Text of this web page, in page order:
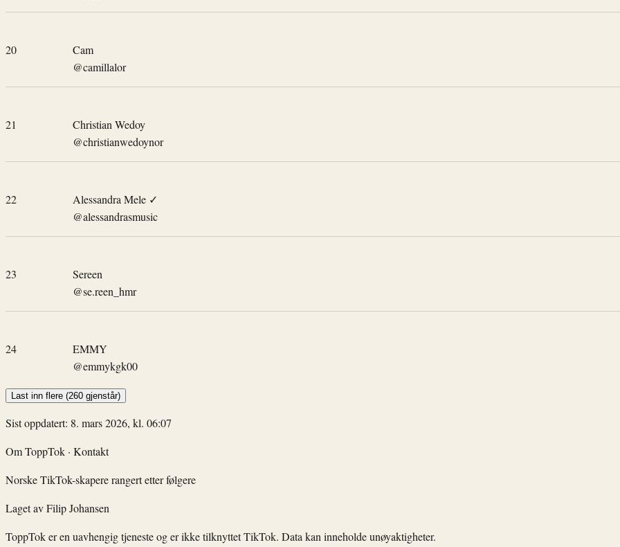
20
Cam
@camillalor
21
Christian Wedoy
@christianwedoynor
22 Alessandra Mele ✓
@alessandrasmusic
23
Sereen
@se.reen_hmr
24
EMMY
@emmykgk00
Last inn flere (260 gjenstår)
Sist oppdatert: 8. mars 2026, kl. 06:07
Om ToppTok · Kontakt
Norske TikTok-skapere rangert etter følgere
Laget avFilip Johansen
ToppTok er en uavhengig tjeneste og er ikke tilknyttet TikTok. Data kan inneholde unøyaktigheter.